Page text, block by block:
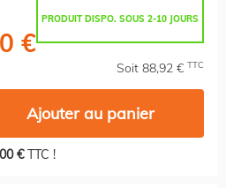
PRODUIT DISPO. SOUS 2-10 JOURS
€
Soit 88,92 € TTC
Ajouter au panier
€TTC !